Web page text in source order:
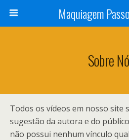
Maquiagem
Sobre
Todos os vídeos em nosso site
sugestão da autora e do
não possui nenhum vínculo